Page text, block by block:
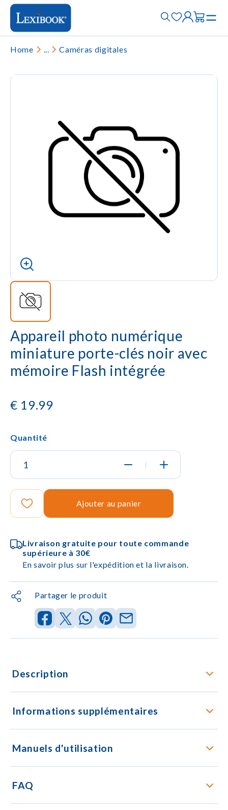
Home ... Caméras digitales
Appareil photo numérique
miniature porte-clés noir avec
mémoire Flash intégrée
€ 19.99
Quantité
|
Ajouter au panier
Livraison gratuite pour toute commande
supérieure à 30€
En savoir plus sur l'expédition et la livraison.
Partager le produit
Description
Informations supplémentaires
Manuels d'utilisation
FAQ